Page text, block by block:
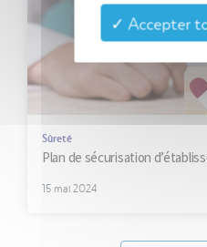
Sûreté
Plan de sécurisation
15 mai 2024
✓ Accepter